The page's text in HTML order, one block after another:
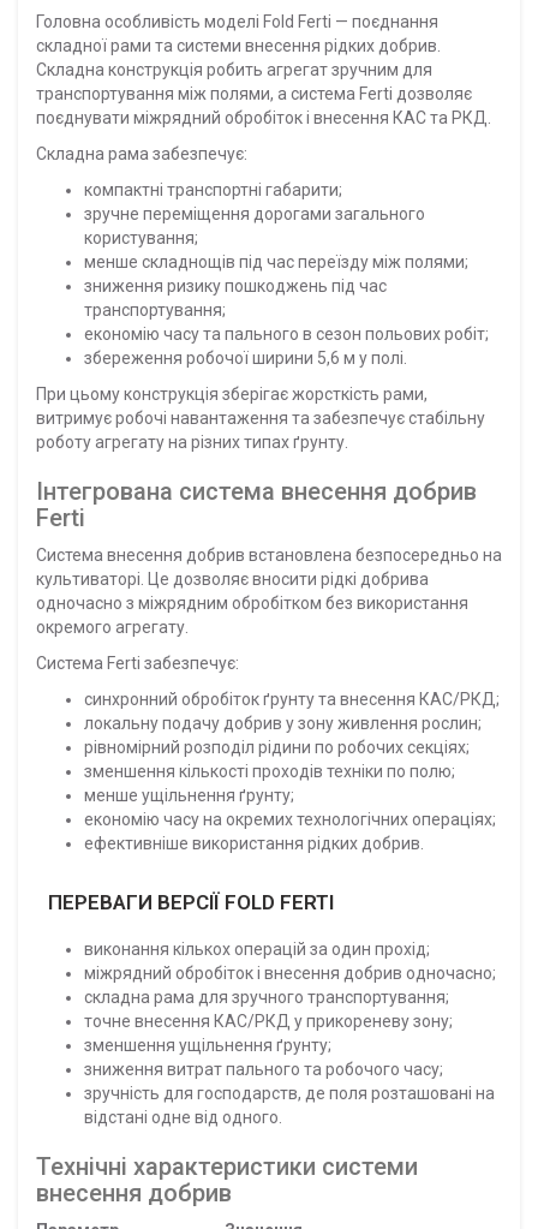
Головна особливість моделі Fold Ferti — поєднання
складної рами та системи внесення рідких добрив.
Складна конструкція робить агрегат зручним для
транспортування між полями, а система Ferti дозволяє
поєднувати міжрядний обробіток і внесення КАС та РКД.
Складна рама забезпечує:
компактні транспортні габарити;
зручне переміщення дорогами загального
користування;
менше складнощів під час переїзду між полями;
зниження ризику пошкоджень під час
транспортування;
економію часу та пального в сезон польових робіт;
збереження робочої ширини 5,6 м у полі.
При цьому конструкція зберігає жорсткість рами,
витримує робочі навантаження та забезпечує стабільну
роботу агрегату на різних типах ґрунту.
Інтегрована система внесення добрив
Ferti
Система внесення добрив встановлена безпосередньо на
культиваторі. Це дозволяє вносити рідкі добрива
одночасно з міжрядним обробітком без використання
окремого агрегату.
Система Ferti забезпечує:
синхронний обробіток ґрунту та внесення КАС/РКД;
локальну подачу добрив у зону живлення рослин;
рівномірний розподіл рідини по робочих секціях;
зменшення кількості проходів техніки по полю;
менше ущільнення ґрунту;
економію часу на окремих технологічних операціях;
ефективніше використання рідких добрив.
ПЕРЕВАГИ ВЕРСІЇ FOLD FERTI
виконання кількох операцій за один прохід;
міжрядний обробіток і внесення добрив одночасно;
складна рама для зручного транспортування;
точне внесення КАС/РКД у прикореневу зону;
зменшення ущільнення ґрунту;
зниження витрат пального та робочого часу;
зручність для господарств, де поля розташовані на
відстані одне від одного.
Технічні характеристики системи
внесення добрив